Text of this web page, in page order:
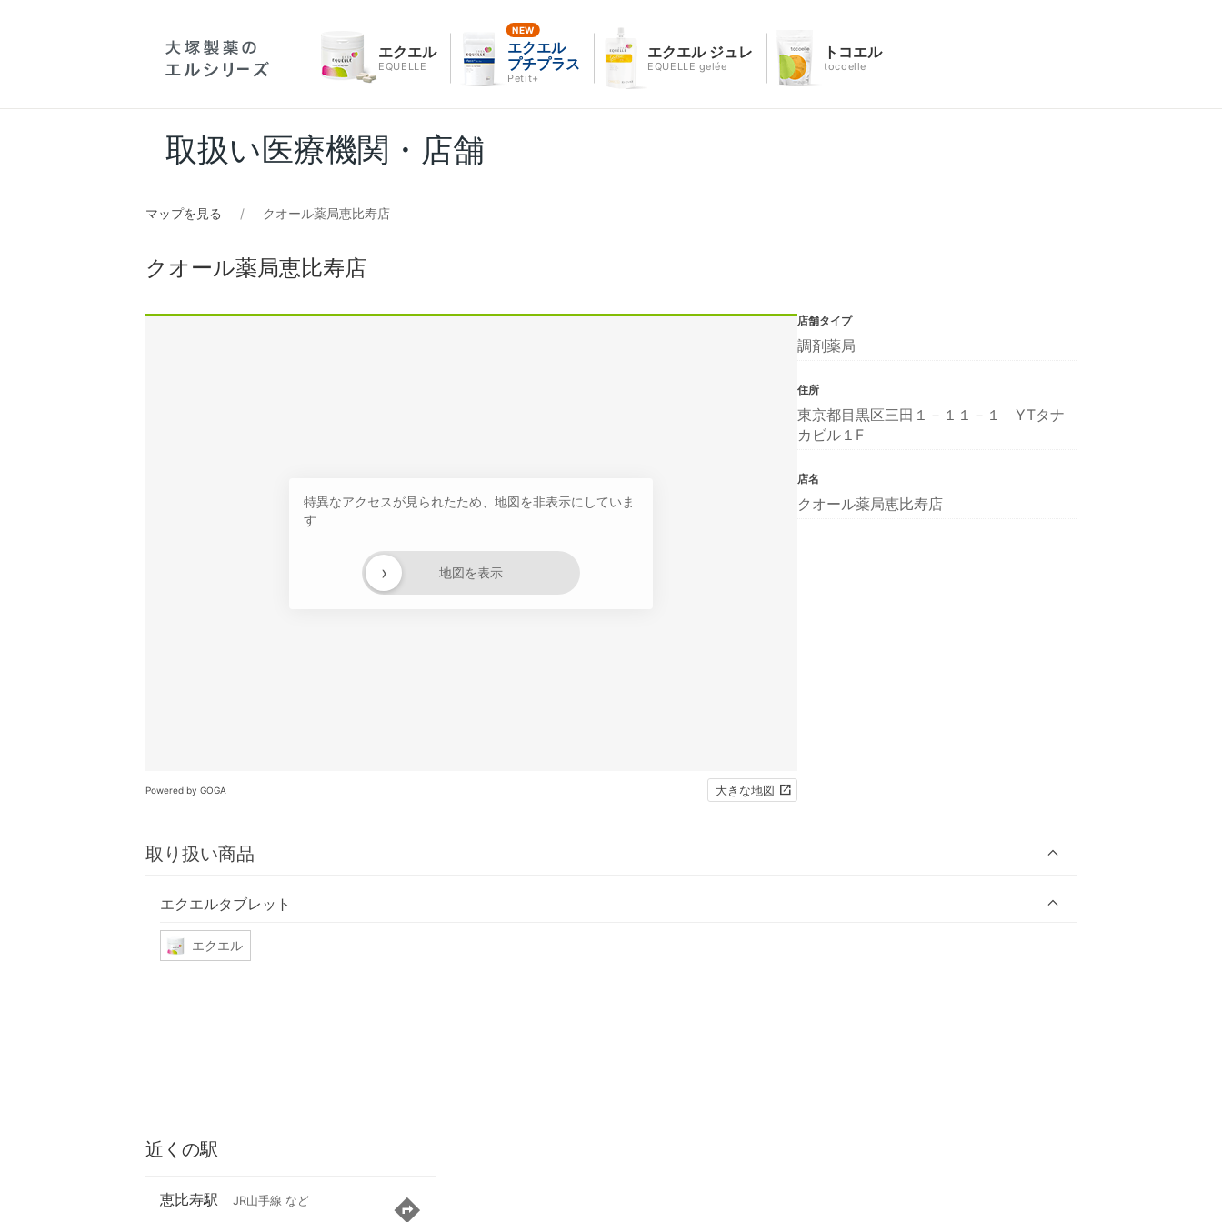
エクエル
EQUELLE
エクエル
プチプラス
Petit+
エクエル ジュレ
EQUELLE gelée
トコエル
tocoelle
取扱い医療機関・店舗
マップを見る クオール薬局恵比寿店
クオール薬局恵比寿店
特異なアクセスが見られたため、地図を非表示にしていま
す
地図を表示
›
Powered by GOGA 大きな地図
取り扱い商品
エクエルタブレット
エクエル
店舗タイプ
調剤薬局
住所
東京都目黒区三田１－１１－１ YTタナ
カビル１F
店名
クオール薬局恵比寿店
近くの駅
恵比寿駅 JR山手線 など